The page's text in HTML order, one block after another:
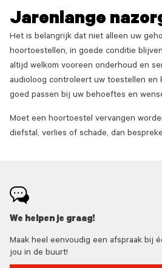
Jarenlange
Het is belangrijk dat niet alleen uw
hoortoestellen, in goede conditie
altijd welkom vooreen onderhoud en
audioloog controleert uw toestellen en
goed passen bij uw behoeftes en
Moet een hoortoestel vervangen
diefstal, verlies of schade, dan
We helpen je graag!
Maak heel eenvoudig een afspraak bij
jou in de buurt!